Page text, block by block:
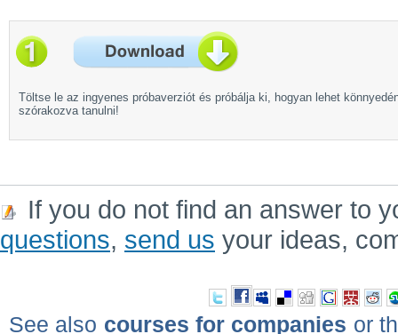
Töltse le az ingyenes próbaverziót és próbálja ki, hogyan lehet
szórakozva tanulni!
If you do not find an answer to
questions, send us your ideas,
See also courses for companies or